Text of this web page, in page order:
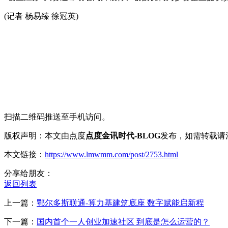
(记者 杨易臻 徐冠英)
扫描二维码推送至手机访问。
版权声明：本文由点度点度金讯时代-BLOG发布，如需转载请
本文链接： https://www.lmwmm.com/post/2753.html
分享给朋友：
返回列表
上一篇： 鄂尔多斯联通-算力基建筑底座 数字赋能启新程
下一篇： 国内首个一人创业加速社区 到底是怎么运营的？